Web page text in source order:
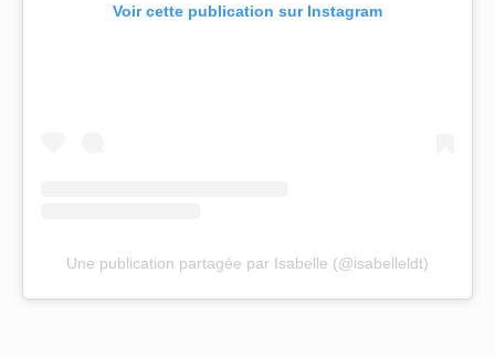
Voir cette publication sur Instagram
Une publication partagée par Isabelle (@isabelleldt)